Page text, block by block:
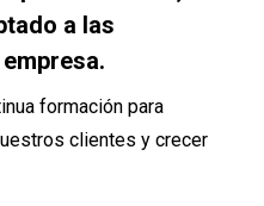
a las
formación para
clientes y crecer